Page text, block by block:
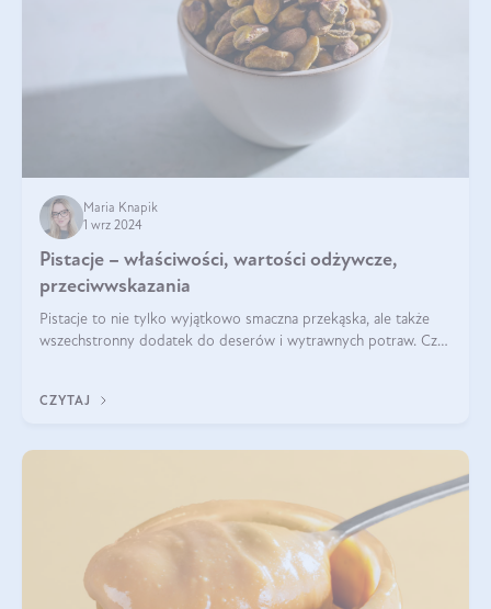
Maria Knapik
1 wrz 2024
Pistacje – właściwości, wartości odżywcze,
przeciwwskazania
Pistacje to nie tylko wyjątkowo smaczna przekąska, ale także
wszechstronny dodatek do deserów i wytrawnych potraw. Czy
CZYTAJ